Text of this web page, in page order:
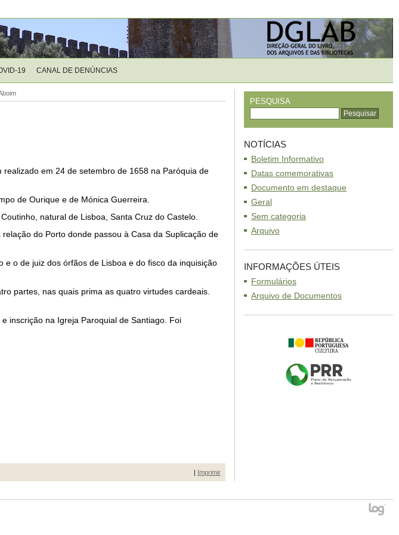
19 CANAL DE DENÚNCIAS
em 24 de setembro de 1658 na Paróquia de
de Ourique e de Mónica Guerreira.
natural de Lisboa, Santa Cruz do Castelo.
do Porto donde passou à Casa da Suplicação de
o de juiz dos órfãos de Lisboa e do fisco da inquisição
partes, nas quais prima as quatro virtudes cardeais.
inscrição na Igreja Paroquial de Santiago. Foi
| Imprimir
PESQUISA
NOTÍCIAS
Boletim Informativo
Datas comemorativas
Documento em destaque
Geral
Sem categoria
Arquivo
INFORMAÇÕES ÚTEIS
Formulários
Arquivo de Documentos